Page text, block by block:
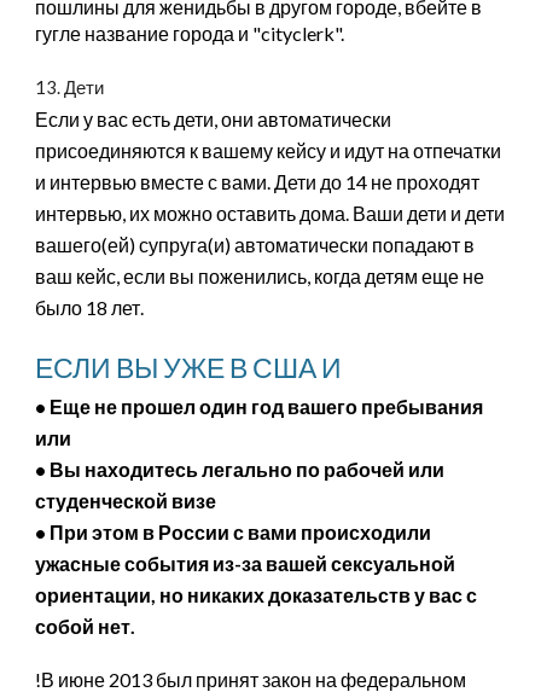
пошлины для женидьбы в другом городе, вбейте в
гугле название города и "cityclerk".
13. Дети
Если у вас есть дети, они автоматически
присоединяются к вашему кейсу и идут на отпечатки
и интервью вместе с вами. Дети до 14 не проходят
интервью, их можно оставить дома. Ваши дети и дети
вашего(ей) супруга(и) автоматически попадают в
ваш кейс, если вы поженились, когда детям еще не
было 18 лет.
ЕСЛИ ВЫ УЖЕ В США И
• Еще не прошел один год вашего пребывания
или
• Вы находитесь легально по рабочей или
студенческой визе
• При этом в России с вами происходили
ужасные события из-за вашей сексуальной
ориентации, но никаких доказательств у вас с
собой нет.
!В июне 2013 был принят закон на федеральном